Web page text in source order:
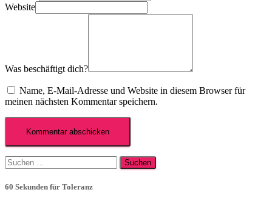
Website
Was beschäftigt dich?
Name, E-Mail-Adresse und Website in diesem Browser für
meinen nächsten Kommentar speichern.
Suchen
nach:
60 Sekunden für Toleranz